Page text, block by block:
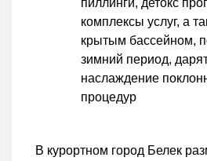
комплексы услуг, а
крытым бассейном,
зимний период,
наслаждение
процедур
В курортном город Белек